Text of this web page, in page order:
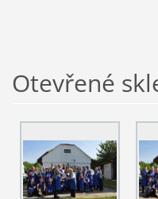
Otevřené